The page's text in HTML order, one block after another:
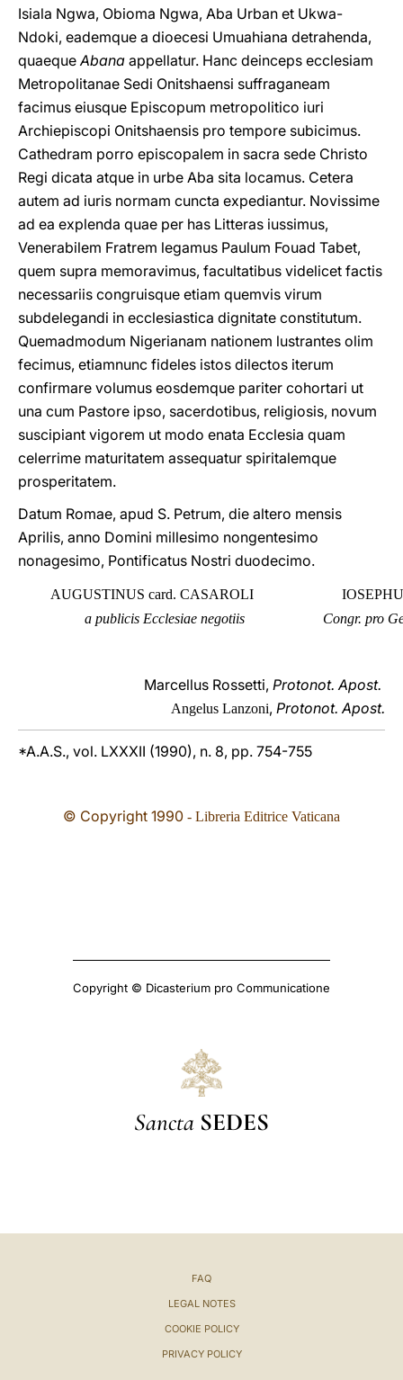
Isiala Ngwa, Obioma Ngwa, Aba Urban et Ukwa-
Ndoki, eademque a dioecesi Umuahiana detrahenda,
quaequeAbana appellatur. Hanc deinceps ecclesiam
Metropolitanae Sedi Onitshaensi suffraganeam
facimus eiusque Episcopum metropolitico iuri
Archiepiscopi Onitshaensis pro tempore subicimus.
Cathedram porro episcopalem in sacra sede Christo
Regi dicata atque in urbe Aba sita locamus. Cetera
autem ad iuris normam cuncta expediantur. Novissime
ad ea explenda quae per has Litteras iussimus,
Venerabilem Fratrem legamus Paulum Fouad Tabet,
quem supra memoravimus, facultatibus videlicet factis
necessariis congruisque etiam quemvis virum
subdelegandi in ecclesiastica dignitate constitutum.
Quemadmodum Nigerianam nationem lustrantes olim
fecimus, etiamnunc fideles istos dilectos iterum
confirmare volumus eosdemque pariter cohortari ut
una cum Pastore ipso, sacerdotibus, religiosis, novum
suscipiant vigorem ut modo enata Ecclesia quam
celerrime maturitatem assequatur spiritalemque
prosperitatem.
Datum Romae, apud S. Petrum, die altero mensis
Aprilis, anno Domini millesimo nongentesimo
nonagesimo, Pontificatus Nostri duodecimo.
AUGUSTINUS card. CASAROLI
a publicis Ecclesiae negotiis
Congr. pro
Marcellus Rossetti, Protonot. Apost.
Angelus Lanzoni, Protonot. Apost.
*A.A.S., vol. LXXXII (1990), n. 8, pp. 754-755
© Copyright 1990 - Libreria Editrice Vaticana
Copyright © Dicasterium pro Communicatione
Sancta SEDES
FAQ
LEGAL NOTES
COOKIE POLICY
PRIVACY POLICY